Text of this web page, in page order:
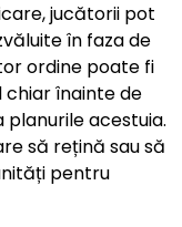
jucătorii pot
în faza de
ordine poate fi
chiar înainte de
acestuia.
să rețină sau să
pentru